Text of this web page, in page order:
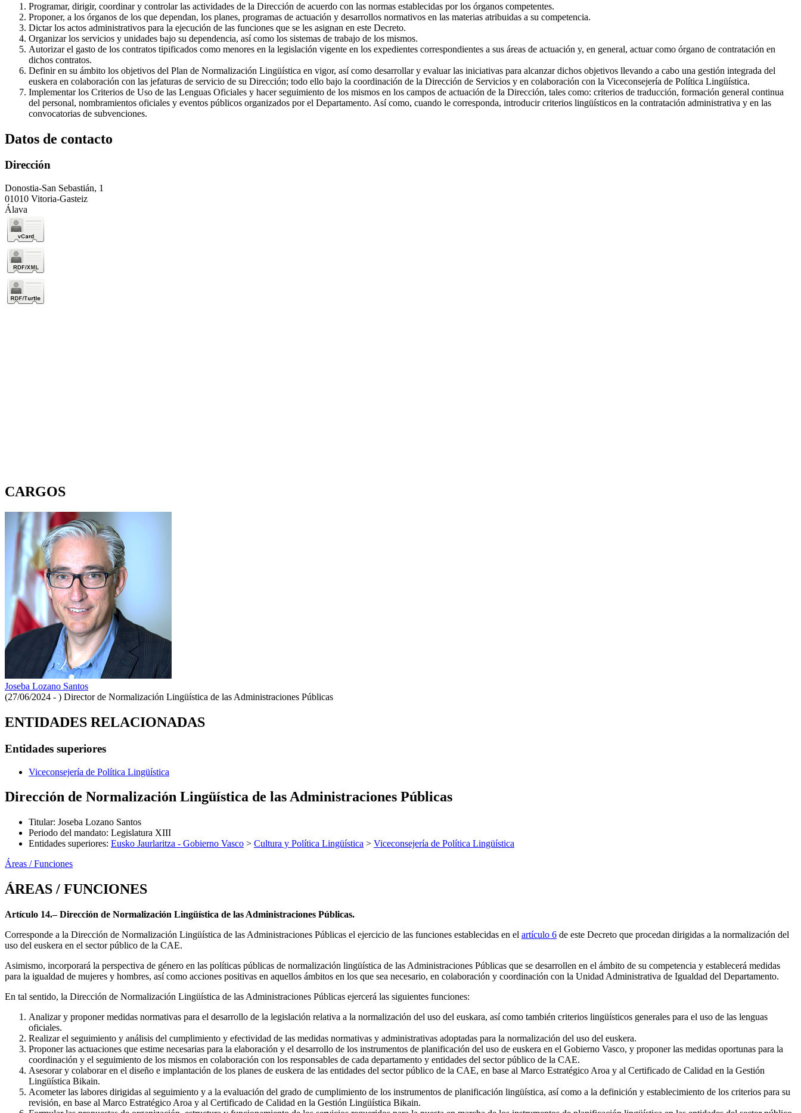
Programar, dirigir, coordinar y controlar las actividades de la Dirección de acuerdo con las normas establecidas por los órganos competentes.
Proponer, a los órganos de los que dependan, los planes, programas de actuación y desarrollos normativos en las materias atribuidas a su competencia.
Dictar los actos administrativos para la ejecución de las funciones que se les asignan en este Decreto.
Organizar los servicios y unidades bajo su dependencia, así como los sistemas de trabajo de los mismos.
Autorizar el gasto de los contratos tipificados como menores en la legislación vigente en los expedientes correspondientes a sus áreas de actuación y, en general, actuar como órgano de contratación en
dichos contratos.
Definir en su ámbito los objetivos del Plan de Normalización Lingüística en vigor, así como desarrollar y evaluar las iniciativas para alcanzar dichos objetivos llevando a cabo una gestión integrada del
euskera en colaboración con las jefaturas de servicio de su Dirección; todo ello bajo la coordinación de la Dirección de Servicios y en colaboración con la Viceconsejería de Política Lingüística.
Implementar los Criterios de Uso de las Lenguas Oficiales y hacer seguimiento de los mismos en los campos de actuación de la Dirección, tales como: criterios de traducción, formación general continua
del personal, nombramientos oficiales y eventos públicos organizados por el Departamento. Así como, cuando le corresponda, introducir criterios lingüísticos en la contratación administrativa y en las
convocatorias de subvenciones.
Datos de contacto
Dirección
Donostia-San Sebastián, 1
01010 Vitoria-Gasteiz
Álava
CARGOS
Joseba Lozano Santos
(27/06/2024 - ) Director de Normalización Lingüística de las Administraciones Públicas
ENTIDADES RELACIONADAS
Entidades superiores
Viceconsejería de Política Lingüística
Dirección de Normalización Lingüística de las Administraciones Públicas
Titular: Joseba Lozano Santos
Periodo del mandato: Legislatura XIII
Entidades superiores: Eusko Jaurlaritza - Gobierno Vasco > Cultura y Política Lingüística > Viceconsejería de Política Lingüística
Áreas / Funciones
ÁREAS / FUNCIONES
Artículo 14.– Dirección de Normalización Lingüística de las Administraciones Públicas.
Corresponde a la Dirección de Normalización Lingüística de las Administraciones Públicas el ejercicio de las funciones establecidas en el artículo 6 de este Decreto que procedan dirigidas a la normalización del
uso del euskera en el sector público de la CAE.
Asimismo, incorporará la perspectiva de género en las políticas públicas de normalización lingüística de las Administraciones Públicas que se desarrollen en el ámbito de su competencia y establecerá medidas
para la igualdad de mujeres y hombres, así como acciones positivas en aquellos ámbitos en los que sea necesario, en colaboración y coordinación con la Unidad Administrativa de Igualdad del Departamento.
En tal sentido, la Dirección de Normalización Lingüística de las Administraciones Públicas ejercerá las siguientes funciones:
Analizar y proponer medidas normativas para el desarrollo de la legislación relativa a la normalización del uso del euskara, así como también criterios lingüísticos generales para el uso de las lenguas
oficiales.
Realizar el seguimiento y análisis del cumplimiento y efectividad de las medidas normativas y administrativas adoptadas para la normalización del uso del euskera.
Proponer las actuaciones que estime necesarias para la elaboración y el desarrollo de los instrumentos de planificación del uso de euskera en el Gobierno Vasco, y proponer las medidas oportunas para la
coordinación y el seguimiento de los mismos en colaboración con los responsables de cada departamento y entidades del sector público de la CAE.
Asesorar y colaborar en el diseño e implantación de los planes de euskera de las entidades del sector público de la CAE, en base al Marco Estratégico Aroa y al Certificado de Calidad en la Gestión
Lingüística Bikain.
Acometer las labores dirigidas al seguimiento y a la evaluación del grado de cumplimiento de los instrumentos de planificación lingüística, así como a la definición y establecimiento de los criterios para su
revisión, en base al Marco Estratégico Aroa y al Certificado de Calidad en la Gestión Lingüística Bikain.